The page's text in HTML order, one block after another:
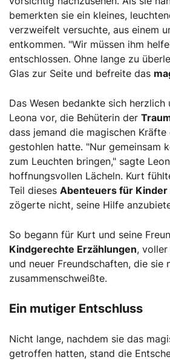
bemerkten sie ein kleines,
verzweifelt versuchte, aus einem
entkommen. "Wir müssen ihm
entschlossen. Ohne lange zu
Glas zur Seite und befreite das
Das Wesen bedankte sich
Leona vor, die Behüterin der
dass jemand die magischen Kräfte
gestohlen hatte. "Nur gemeinsam
zum Leuchten bringen," sagte
hoffnungsvollen Lächeln. Kurt
Teil dieses Abenteuers für Kinder
zögerte nicht, seine Hilfe
So begann für Kurt und seine
Kindgerechte Erzählungen,
und neuer Freundschaften, die sie
zusammenschweißte.
Ein mutiger Entschluss
Nicht lange, nachdem sie das
getroffen hatten, stand die